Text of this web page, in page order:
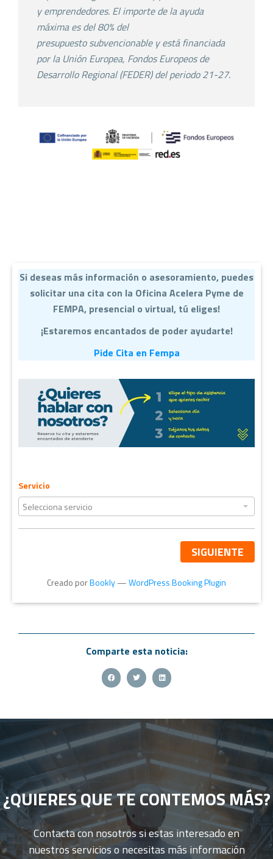
y emprendedores. El importe de laayuda
máxima es del 80% del
presupuestosubvencionable y está financiada
por la Unión Europea, Fondos Europeos de
Desarrollo Regional (FEDER) delperiodo 21-27.
Si deseas más información o asesoramiento, puedes
solicitar una cita con la Oficina Acelera Pyme de
FEMPA, presencial o virtual, tú eliges!
¡Estaremos encantados de poder ayudarte!
Pide Cita en Fempa
Servicio
SIGUIENTE
Creado porBookly—WordPress Booking Plugin
Comparte esta noticia:
¿QUIERES QUE TE CONTEMOS MÁS?
Contacta con nosotros si estas interesado en
nuestros servicios o necesitas más información